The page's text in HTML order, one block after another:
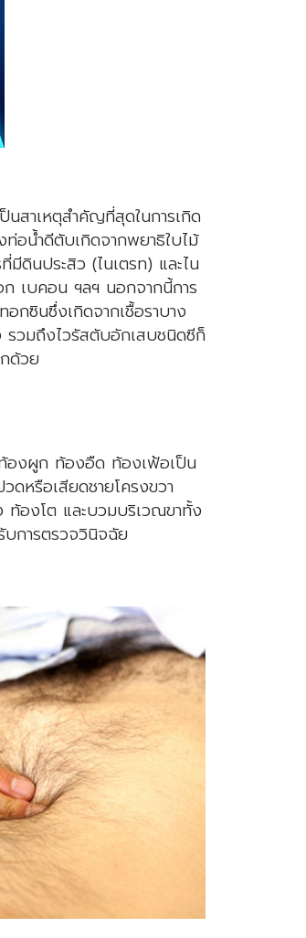
นสาเหตุสำคัญที่สุดในการเกิด
ท่อน้ำดีตับเกิดจากพยาธิใบไม้
ดินประสิว (ไนเตรท) และไน
เบคอน ฯลฯ นอกจากนี้การ
กซินซึ่งเกิดจากเชื้อราบาง
วมถึงไวรัสตับอักเสบชนิดซีก็
ด้วย
ท้องผูก ท้องอืด ท้องเฟ้อเป็น
ดหรือเสียดชายโครงขวา
องโต และบวมบริเวณขาทั้ง
บการตรวจวินิจฉัย